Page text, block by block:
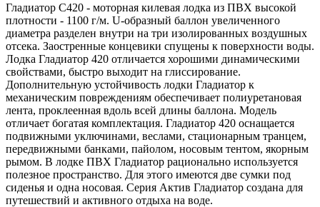
Гладиатор С420 - моторная килевая лодка из ПВХ высокой
плотности - 1100 г/м. U-образный баллон увеличенного
диаметра разделен внутри на три изолированных воздушных
отсека. Заостренные концевики спущены к поверхности воды.
Лодка Гладиатор 420 отличается хорошими динамическими
свойствами, быстро выходит на глиссирование.
Дополнительную устойчивость лодки Гладиатор к
механическим повреждениям обеспечивает полиуретановая
лента, проклеенная вдоль всей длины баллона. Модель
отличает богатая комплектация. Гладиатор 420 оснащается
подвижными уключинами, веслами, стационарным транцем,
передвижными банками, пайолом, носовым тентом, якорным
рымом. В лодке ПВХ Гладиатор рационально используется
полезное пространство. Для этого имеются две сумки под
сиденья и одна носовая. Серия Актив Гладиатор создана для
путешествий и активного отдыха на воде.